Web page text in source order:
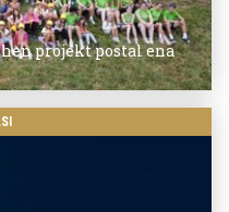
projekt postal ena